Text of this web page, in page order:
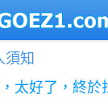
須知
太好了，終於